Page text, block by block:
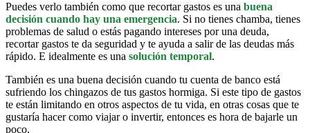
Puedes verlo también como que recortar gastos es una buena
decisión cuando hay una emergencia. Si no tienes chamba, tienes
problemas de salud o estás pagando intereses por una deuda,
recortar gastos te da seguridad y te ayuda a salir de las deudas más
rápido. E idealmente es una solución temporal.
También es una buena decisión cuando tu cuenta de banco está
sufriendo los chingazos de tus gastos hormiga. Si este tipo de gastos
te están limitando en otros aspectos de tu vida, en otras cosas que te
gustaría hacer como viajar o invertir, entonces es hora de bajarle un
poco.